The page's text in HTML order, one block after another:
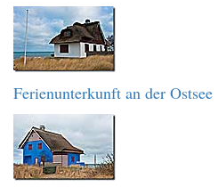
Ferienunterkunft an der Ostsee